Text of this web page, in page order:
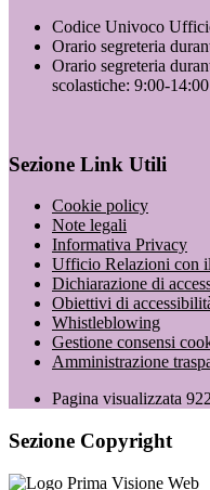
Codice Univoco
Orario segreteria
Orario segreteria
scolastiche: 9:00-14:00
Sezione Link Utili
Cookie policy
Note legali
Informativa Privacy
Ufficio Relazioni con
Dichiarazione di
Obiettivi di
Whistleblowing
Gestione consensi
Amministrazione
Pagina visualizzata
Sezione Copyright